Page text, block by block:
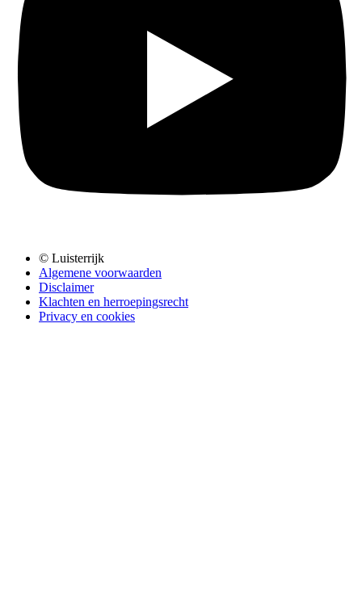
© Luisterrijk
Algemene voorwaarden
Disclaimer
Klachten en herroepingsrecht
Privacy en cookies